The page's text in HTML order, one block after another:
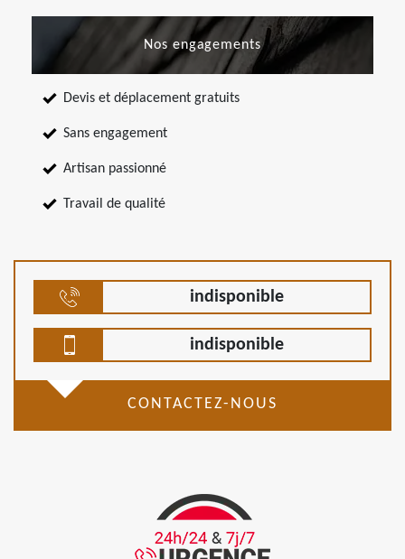
Nos engagements
Devis et déplacement gratuits
Sans engagement
Artisan passionné
Travail de qualité
indisponible
indisponible
CONTACTEZ-NOUS